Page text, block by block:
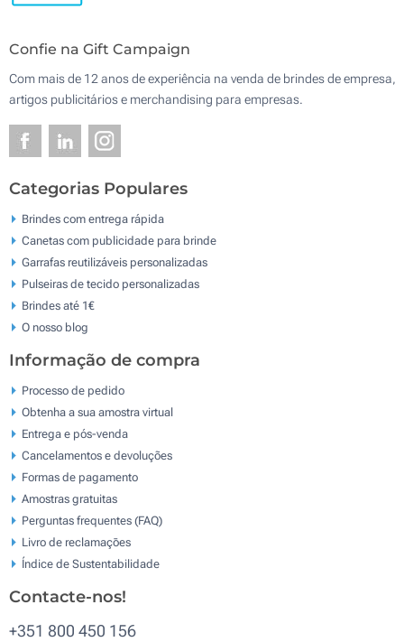
Confie na Gift Campaign
Com mais de 12 anos de experiência na venda de brindes de empresa,
artigos publicitários e merchandising para empresas.
Categorias Populares
Brindes com entrega rápida
Canetas com publicidade para brinde
Garrafas reutilizáveis personalizadas
Pulseiras de tecido personalizadas
Brindes até 1€
O nosso blog
Informação de compra
Processo de pedido
Obtenha a sua amostra virtual
Entrega e pós-venda
Cancelamentos e devoluções
Formas de pagamento
Amostras gratuitas
Perguntas frequentes (FAQ)
Livro de reclamaçōes
Índice de Sustentabilidade
Contacte-nos!
+351 800 450 156